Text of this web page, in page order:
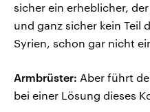
sicher ein erheblicher,
und ganz sicher kein Teil
Syrien, schon gar nicht
Armbrüster: Aber führt
bei einer Lösung dieses